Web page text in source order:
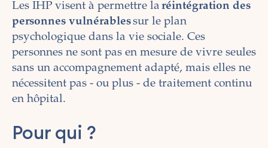
Les IHP visent à permettre la réintégration des
personnes vulnérablessur le plan
psychologique dans la vie sociale. Ces
personnes ne sont pas en mesure de vivre seules
sans un accompagnement adapté, mais elles ne
nécessitent pas - ou plus - de traitement continu
en hôpital.
Pour qui ?